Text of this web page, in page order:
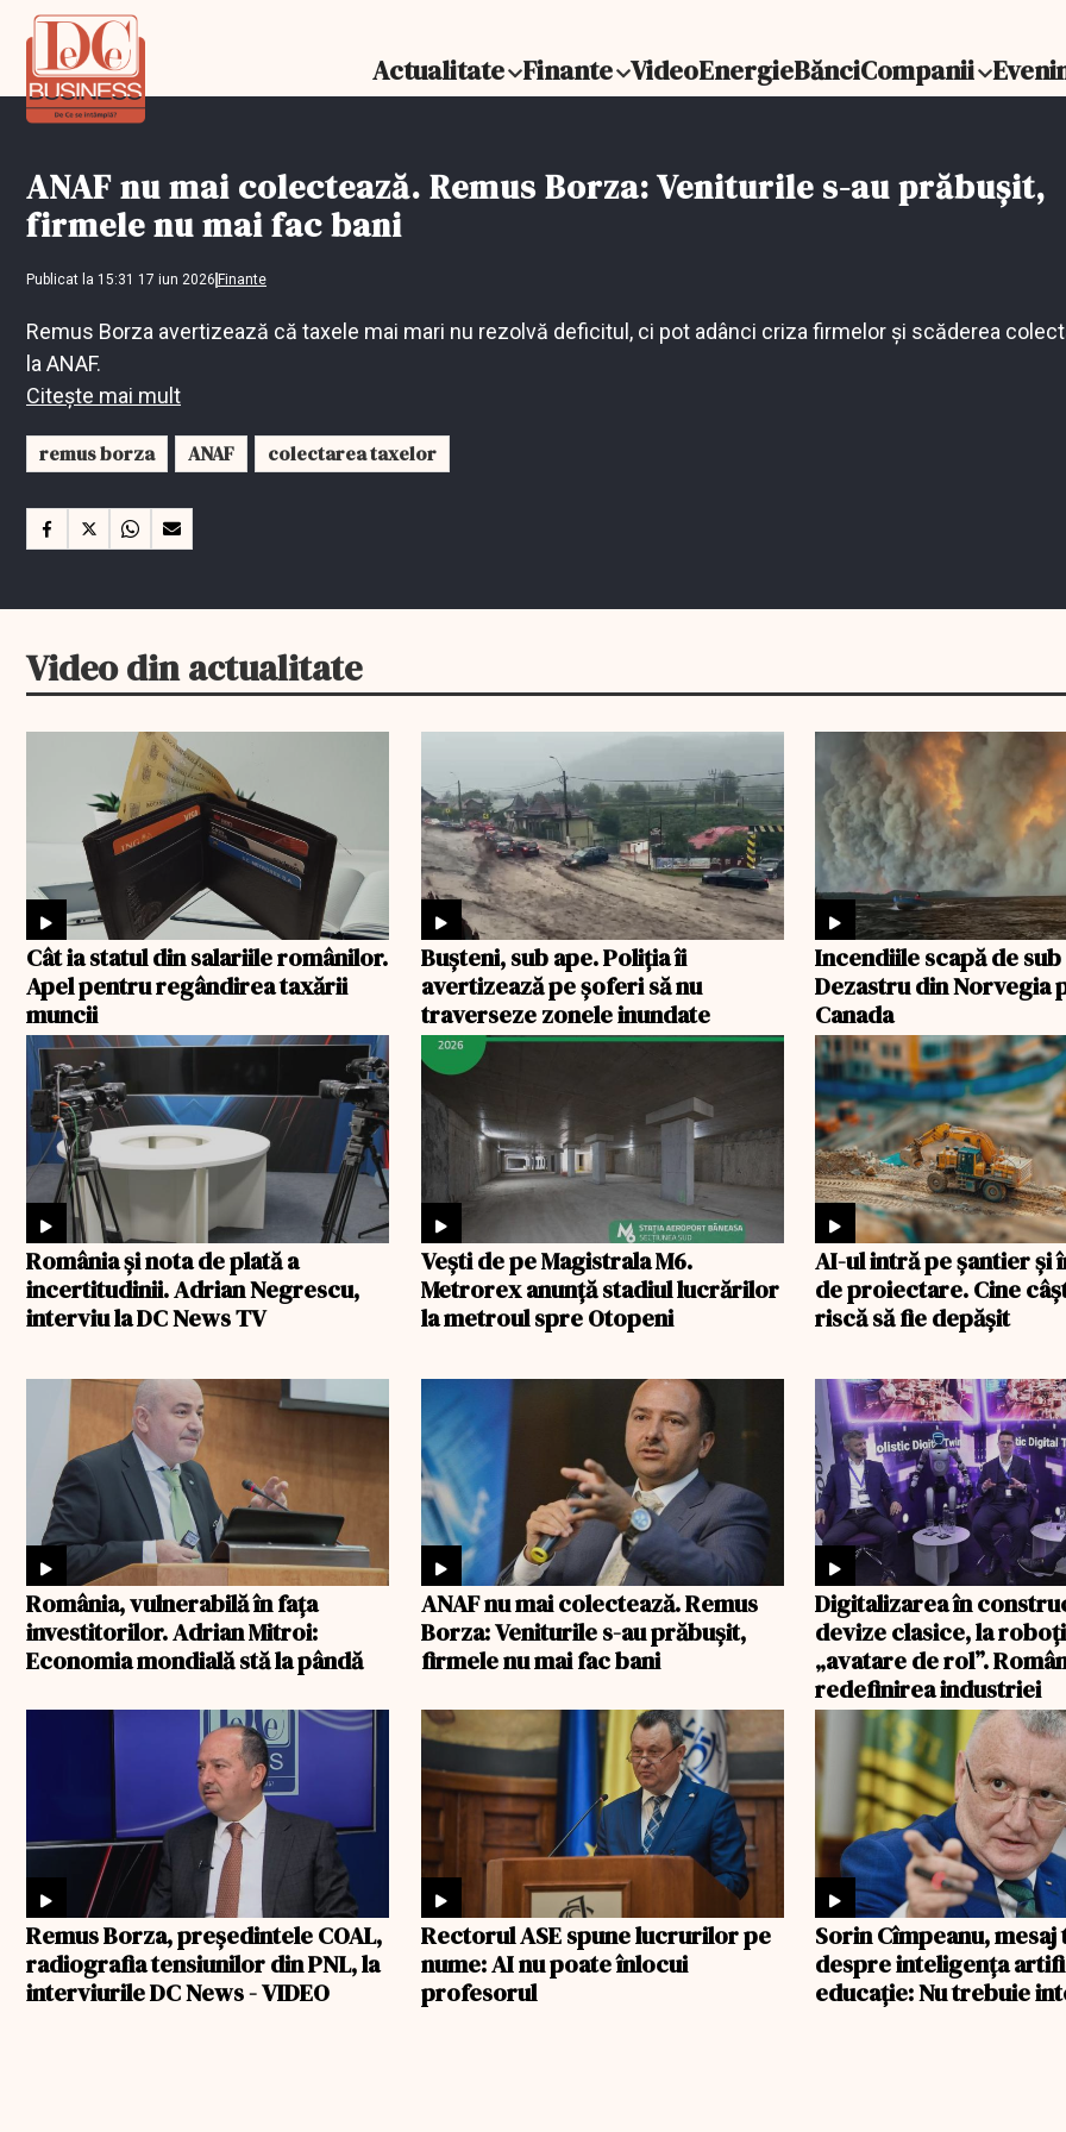
Actualitate Finante VideoEnergieBănciCompanii
ANAF nu mai colectează. Remus Borza: Veniturile s-au prăbușit,
firmele nu mai fac bani
Publicat la 15:31 17 iun 2026 Finante
Remus Borza avertizează că taxele mai mari nu rezolvă deficitul, ci pot adânci criza firmelor și scăderea
la ANAF.
Citește mai mult
remus borza ANAF colectarea taxelor
Video din actualitate
Cât ia statul din salariile românilor.
Apel pentru regândirea taxării
muncii
Bușteni, sub ape. Poliția îi
avertizează pe șoferi să nu
traverseze zonele inundate
Incendiile scapă de
Dezastru din Norvegia
Canada
România şi nota de plată a
incertitudinii. Adrian Negrescu,
interviu la DC News TV
Veşti de pe Magistrala M6.
Metrorex anunță stadiul lucrărilor
la metroul spre Otopeni
AI-ul intră pe șantier și
de proiectare. Cine
riscă să fie depășit
România, vulnerabilă în fața
investitorilor. Adrian Mitroi:
Economia mondială stă la pândă
ANAF nu mai colectează. Remus
Borza: Veniturile s-au prăbușit,
firmele nu mai fac bani
Digitalizarea în
devize clasice, la
„avatare de rol”.
redefinirea industriei
Remus Borza, președintele COAL,
radiografia tensiunilor din PNL, la
interviurile DC News - VIDEO
Rectorul ASE spune lucrurilor pe
nume: AI nu poate înlocui
profesorul
Sorin Cîmpeanu,
despre inteligența
educație: Nu trebuie